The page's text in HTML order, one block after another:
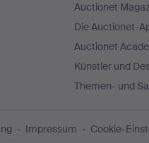
Auctionet
Die Auctionet-
Auctionet
Künstler und
Themen- und
Impressum Cookie-